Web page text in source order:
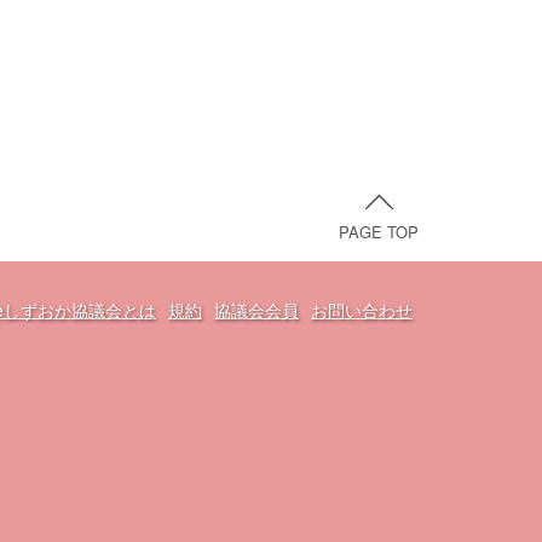
PAGE TOP
ずおか協議会とは 規約 協議会会員 お問い合わせ